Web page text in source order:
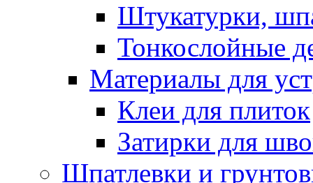
Штукатурки,
Тонкослойные
Материалы для
Клеи для плиток
Затирки для
Шпатлевки и